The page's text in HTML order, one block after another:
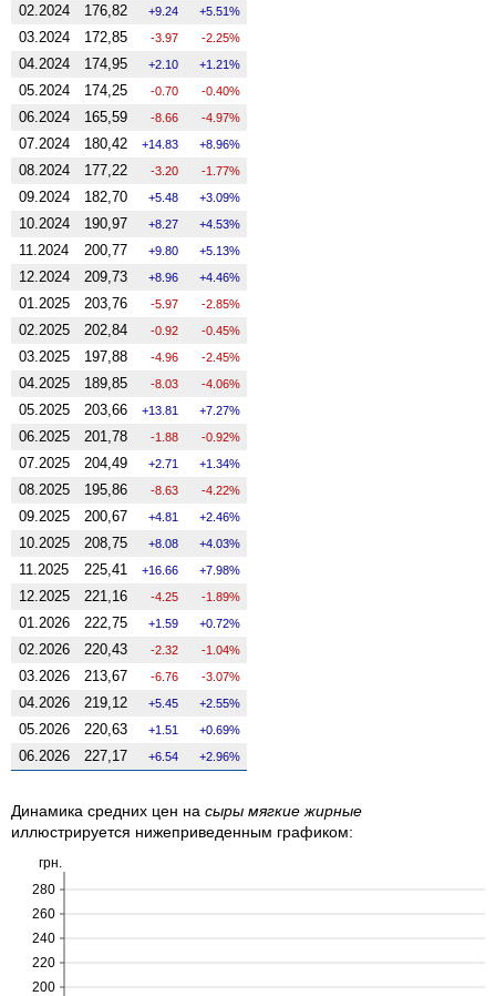
02.2024 176,82 9.24 5.51%
03.2024 172,85 -3.97 -2.25%
04.2024 174,95 2.10 1.21%
05.2024 174,25 -0.70 -0.40%
06.2024 165,59 -8.66 -4.97%
07.2024 180,42 14.83 8.96%
08.2024 177,22 -3.20 -1.77%
09.2024 182,70 5.48 3.09%
10.2024 190,97 8.27 4.53%
11.2024 200,77 9.80 5.13%
12.2024 209,73 8.96 4.46%
01.2025 203,76 -5.97 -2.85%
02.2025 202,84 -0.92 -0.45%
03.2025 197,88 -4.96 -2.45%
04.2025 189,85 -8.03 -4.06%
05.2025 203,66 13.81 7.27%
06.2025 201,78 -1.88 -0.92%
07.2025 204,49 2.71 1.34%
08.2025 195,86 -8.63 -4.22%
09.2025 200,67 4.81 2.46%
10.2025 208,75 8.08 4.03%
11.2025 225,41 16.66 7.98%
12.2025 221,16 -4.25 -1.89%
01.2026 222,75 1.59 0.72%
02.2026 220,43 -2.32 -1.04%
03.2026 213,67 -6.76 -3.07%
04.2026 219,12 5.45 2.55%
05.2026 220,63 1.51 0.69%
06.2026 227,17 6.54 2.96%
Динамика средних цен на сыры мягкие жирные
иллюстрируется нижеприведенным графиком:
200
220
240
260
280
грн.